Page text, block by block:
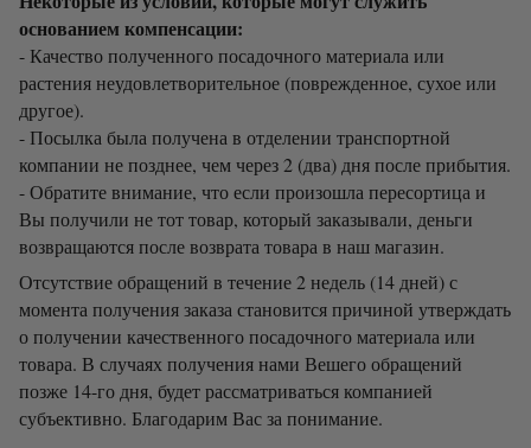
основанием компенсации:
- Качество полученного посадочного материала или
растения неудовлетворительное (поврежденное, сухое или
другое).
- Посылка была получена в отделении транспортной
компании не позднее, чем через 2 (два) дня после прибытия.
- Обратите внимание, что если произошла пересортица и
Вы получили не тот товар, который заказывали, деньги
возвращаются после возврата товара в наш магазин.
Отсутствие обращений в течение 2 недель (14 дней) с
момента получения заказа становится причиной утверждать
о получении качественного посадочного материала или
товара. В случаях получения нами Вешего обращений
позже 14-го дня, будет рассматриваться компанией
субъективно. Благодарим Вас за понимание.